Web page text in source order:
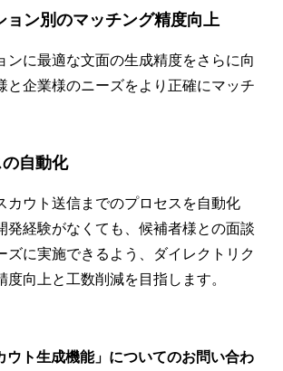
ョン別のマッチング精度向上
ンに最適な文面の生成精度をさらに向
と企業様のニーズをより正確にマッチ
自動化
カウト送信までのプロセスを自動化
発経験がなくても、候補者様との面談
ズに実施できるよう、ダイレクトリク
度向上と工数削減を目指します。
ウト生成機能」についてのお問い合わ